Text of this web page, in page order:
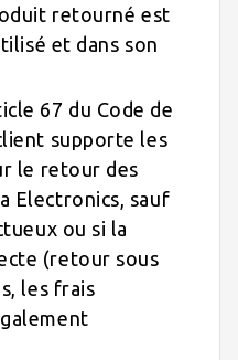
retourné est
et dans son
67 du Code de
supporte les
le retour des
Electronics, sauf
ou si la
(retour sous
les frais